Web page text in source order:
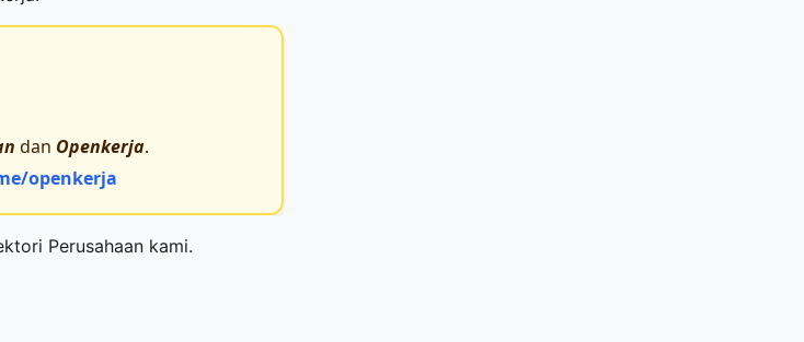
dan Openkerja.
openkerja
Perusahaan kami.